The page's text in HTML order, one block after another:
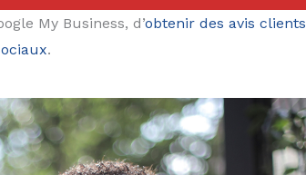
My Business, d’obtenir des avis clients
.